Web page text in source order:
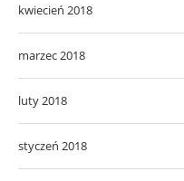
kwiecień 2018
marzec 2018
luty 2018
styczeń 2018